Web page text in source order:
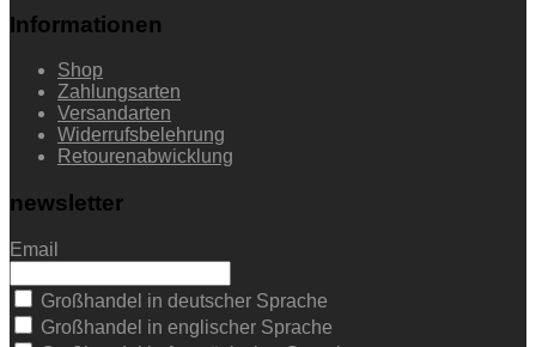
Informationen
Shop
Zahlungsarten
Versandarten
Widerrufsbelehrung
Retourenabwicklung
newsletter
Email
Großhandel in deutscher Sprache
Großhandel in englischer Sprache